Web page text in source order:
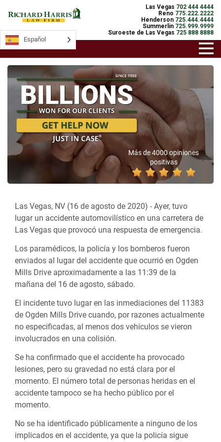
Las Vegas 702 444 4444
Reno 775.222.2222
Henderson 725.444.4444
Summerlin 725.999.9999
Suroeste de Las Vegas 725 888 8888
Más de 4000 opiniones
positivas
Las Vegas, NV (16 de agosto de 2020) - Ayer, tuvo
lugar un accidente automovilístico en una carretera de
Las Vegas que provocó una respuesta de emergencia.
Los paramédicos, la policía y los bomberos fueron
enviados al lugar del accidente que ocurrió en Ogden
Mills Drive aproximadamente a las 11:39 de la
mañana del 16 de agosto, sábado.
El incidente tuvo lugar en las inmediaciones del 11383
de Ogden Mills Drive cuando, por razones actualmente
no especificadas, al menos dos vehículos se vieron
involucrados en una colisión.
Se ha confirmado que el accidente ha provocado
lesiones, pero su gravedad no está clara por el
momento. El número total de personas heridas en el
accidente tampoco se ha hecho público por el
momento.
No se ha identificado públicamente a ninguno de los
implicados en el accidente, ya que la policía sigue
Español